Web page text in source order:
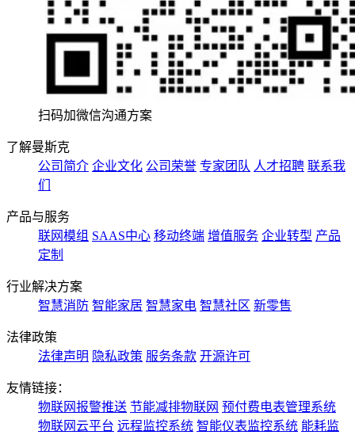
扫码加微信沟通方案
了解曼斯克
公司简介 企业文化 公司荣誉 专家团队 人才招聘 联系我
们
产品与服务
联网模组 SAAS中心 移动终端 增值服务 企业转型 产品
定制
行业解决方案
智慧消防 智能家居 智慧家电 智慧社区 新零售
法律政策
法律声明 隐私政策 服务条款 开源许可
友情链接：
物联网报警推送 节能减排物联网 预付费电表管理系统
物联网云平台 远程监控系统 智能仪表监控系统 能耗监